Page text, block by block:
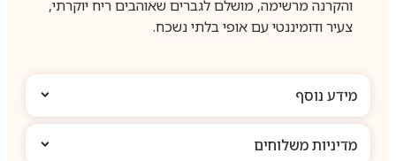
והקרנה מרשימה, מושלם לגברים שאוהבים ריח יוקרתי,
צעיר ודומיננטי עם אופי בלתי נשכח.
מידע נוסף
מדיניות משלוחים